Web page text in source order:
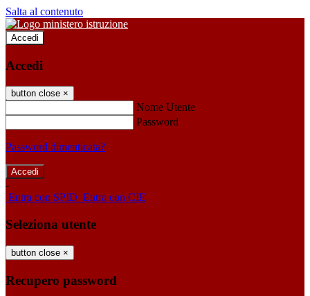
Salta al contenuto
Accedi
Accedi
button close ×
Nome Utente
Password
Password dimenticata?
-
Entra con SPID Entra con CIE
Seleziona utente
button close ×
Recupero password